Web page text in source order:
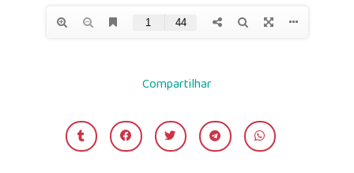
Compartilhar